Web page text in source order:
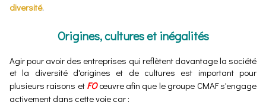
diversité.
Origines, cultures et inégalités
Agir pour avoir des entreprises qui reflètent davantage la société
et la diversité d'origines et de cultures est important pour
plusieurs raisons et FOœuvre afin que le groupe CMAF s'engage
activement dans cette voie car :